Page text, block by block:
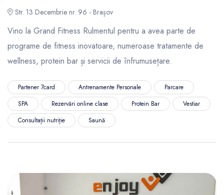
Str. 13 Decembrie nr. 96 - Brașov
Vino la Grand Fitness Rulmentul pentru a avea parte de
programe de fitness inovatoare, numeroase tratamente de
wellness, protein bar și servicii de înfrumusețare.
Partener 7card Antrenamente Personale
Parcare
SPA
Rezervări online clase Protein Bar
Vestiar
Consultații nutriție
Saună